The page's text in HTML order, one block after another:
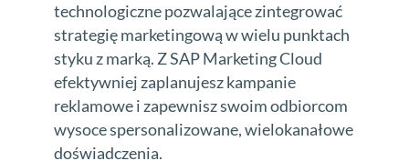
technologiczne pozwalające zintegrować
strategię marketingową w wielu punktach
styku z marką. Z SAP Marketing Cloud
efektywniej zaplanujesz kampanie
reklamowe i zapewnisz swoim odbiorcom
wysoce spersonalizowane, wielokanałowe
doświadczenia.